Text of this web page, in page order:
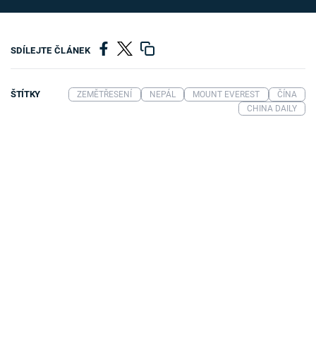
SDÍLEJTE ČLÁNEK
ŠTÍTKY ZEMĚTŘESENÍ NEPÁL MOUNT EVEREST
ČÍNA
CHINA DAILY